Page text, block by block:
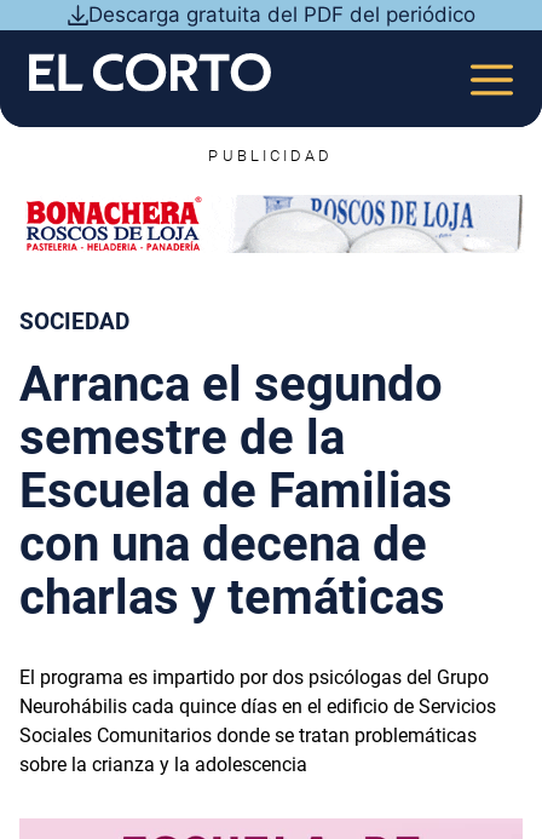
contenido
Descarga gratuita del PDF del periódico
PUBLICIDAD
SOCIEDAD
Arranca el segundo
semestre de la
Escuela de Familias
con una decena de
charlas y temáticas
El programa es impartido por dos psicólogas del Grupo
Neurohábilis cada quince días en el edificio de Servicios
Sociales Comunitarios donde se tratan problemáticas
sobre la crianza y la adolescencia